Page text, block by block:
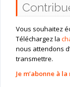
Vous souhaitez
Téléchargez la
nous attendons
transmettre.
Je m’abonne à